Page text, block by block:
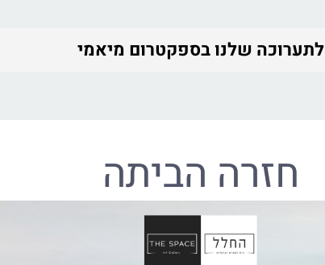
לתערוכה שלנו בספקטרום מיאמי
חזרה הביתה